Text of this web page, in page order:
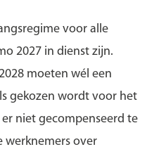
voor alle
2027 in dienst zijn.
moeten wél een
gekozen wordt voor het
niet gecompenseerd te
werknemers over